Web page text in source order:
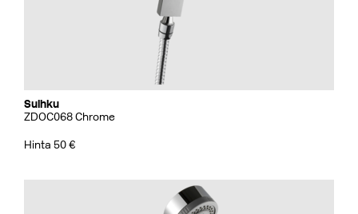
Suihku
ZDOC068 Chrome
Hinta 50 €